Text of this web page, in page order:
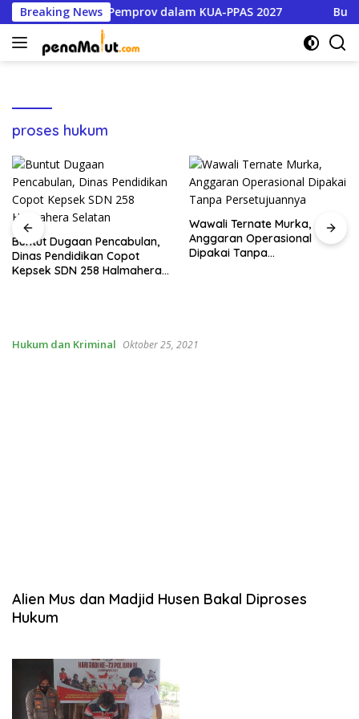
Langsung
ke
konten
Breaking News
Prioritas Pemprov dalam KUA-PPAS 2027
proses hukum
Buntut Dugaan Pencabulan,
Dinas Pendidikan Copot
Kepsek SDN 258 Halmahera
Wawali Ternate Murka,
Anggaran Operasional
Dipakai Tanpa
Hukum dan Kriminal Oktober 25, 2021
Alien Mus dan Madjid Husen Bakal Diproses
Hukum